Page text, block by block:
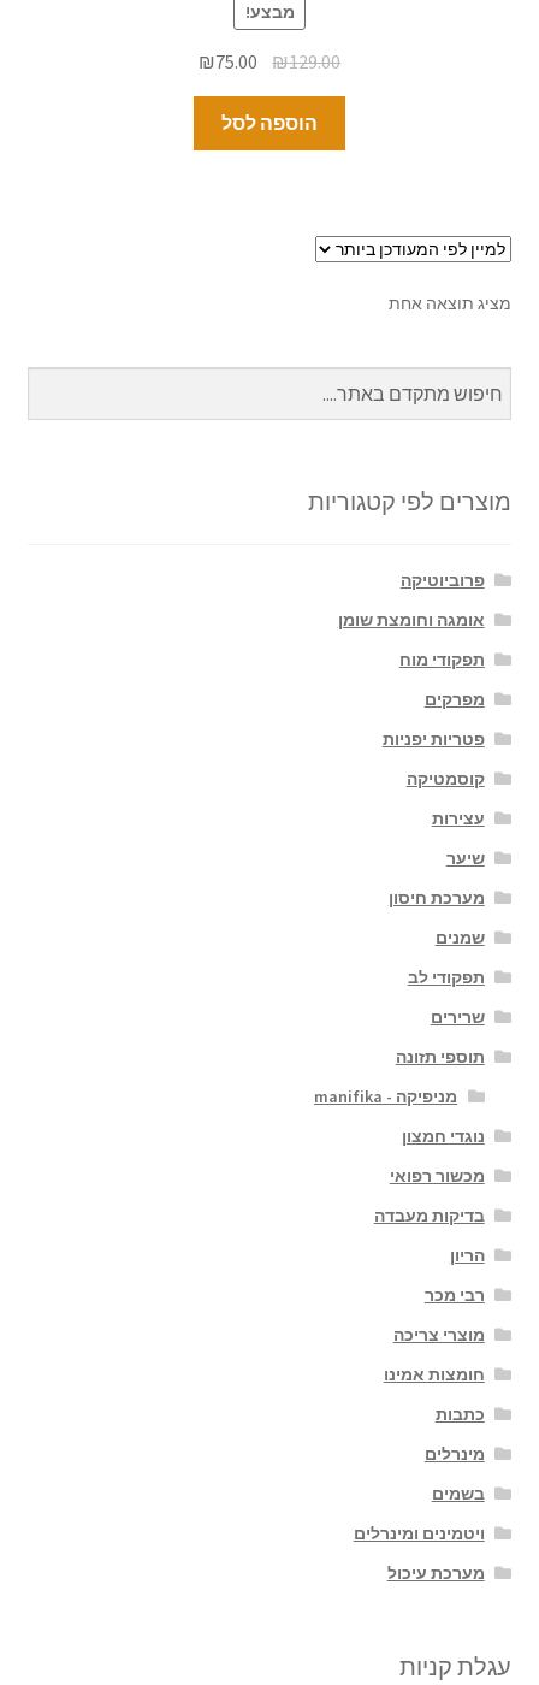
מבצע!
₪129.00
₪75.00
הוספה לסל
מציג תוצאה אחת
מוצרים לפי קטגוריות
פרוביוטיקה
אומגה וחומצת שומן
תפקודי מוח
מפרקים
פטריות יפניות
קוסמטיקה
עצירות
שיער
מערכת חיסון
שמנים
תפקודי לב
שרירים
תוספי תזונה
מניפיקה - manifika
נוגדי חמצון
מכשור רפואי
בדיקות מעבדה
הריון
רבי מכר
מוצרי צריכה
חומצות אמינו
כתבות
מינרלים
בשמים
ויטמינים ומינרלים
מערכת עיכול
עגלת קניות